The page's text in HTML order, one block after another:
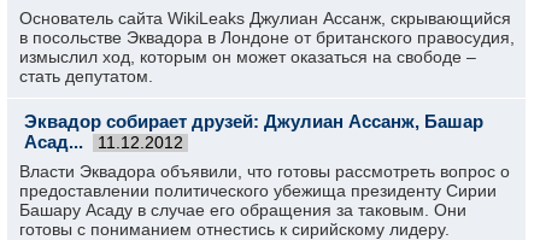
Основатель сайта WikiLeaks Джулиан Ассанж, скрывающийся
в посольстве Эквадора в Лондоне от британского правосудия,
измыслил ход, которым он может оказаться на свободе –
стать депутатом.
Эквадор собирает друзей: Джулиан Ассанж, Башар
Асад...
11.12.2012
Власти Эквадора объявили, что готовы рассмотреть вопрос о
предоставлении политического убежища президенту Сирии
Башару Асаду в случае его обращения за таковым. Они
готовы с пониманием отнестись к сирийскому лидеру.